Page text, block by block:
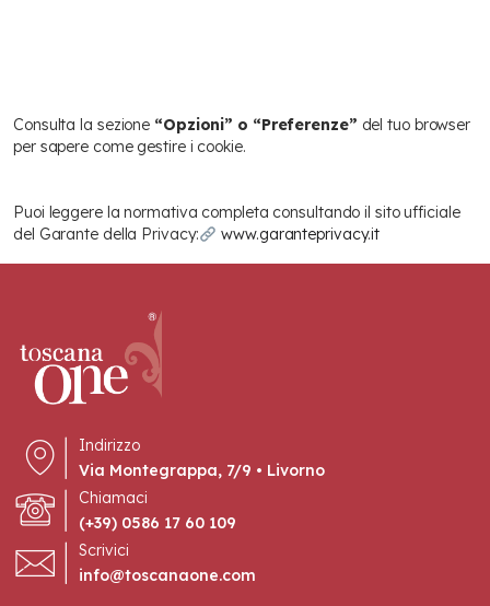
Consulta la sezione “Opzioni” o “Preferenze” del tuo browser
per sapere come gestire i cookie.
Puoi leggere la normativa completa consultando il sito ufficiale
del Garante della Privacy:
www.garanteprivacy.it
Indirizzo
Via Montegrappa, 7/9 • Livorno
Chiamaci
(+39) 0586 17 60 109
Scrivici
info@toscanaone.com